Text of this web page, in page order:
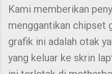
Kami memberikan
menggantikan chipset
grafik ini adalah otak
yang keluar ke skrin